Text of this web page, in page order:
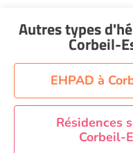
Aide à domicile
Aide à domicile
Aide à domicile
Aide à domicile
Aide à domicile
Autres types
Corbeil-
EHPAD à
Résidences
Corbeil-